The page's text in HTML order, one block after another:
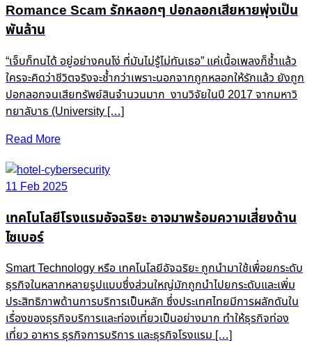
Romance Scam รักหลอกๆ ปอกลอกเสียหายพุ่งเป็น
พันล้าน
“เจ็บก็ทนได้ อยู่อย่างคนโง่ ที่มันไม่รู้ไม่ทันเธอ” แค่เนื้อเพลงก็ช้ำแล้ว
ใครจะคิดว่าชีวิตจริงจะช้ำกว่าเพราะนอกจากถูกหลอกให้รักแล้ว ยังถูก
ปอกลอกจนเสียทรัพย์สินจำนวนมาก งานวิจัยในปี 2017 จากมหาวิ
ทยาลับาธ (University […]
Read More
11 Feb 2025
เทคโนโลยีโรงแรมอัจฉริยะ อาจมาพร้อมความเสี่ยงด้าน
ไซเบอร์
Smart Technology หรือ เทคโนโลยีอัจฉริยะ ถูกนำมาใช้เพื่อยกระดับ
ธุรกิจในหลากหลายรูปแบบซึ่งส่วนใหญ่มักถูกนำไปยกระดับและเพิ่ม
ประสิทธิภาพด้านการบริการเป็นหลัก ซึ่งประเทศไทยมีการผลักดันใน
เรื่องของธุรกิจบริการและท่องเที่ยวเป็นอย่างมาก ทำให้ธุรกิจท่อง
เที่ยว อาหาร ธุรกิจการบริการ และธุรกิจโรงแรม […]